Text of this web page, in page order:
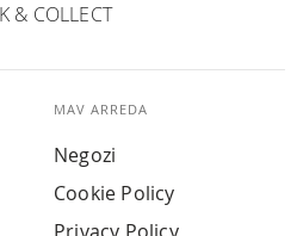
& COLLECT
MAV ARREDA
Negozi
Cookie Policy